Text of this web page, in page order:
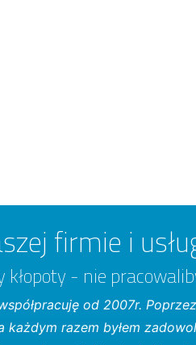
firmie i
kłopoty - nie
od 2007r.
każdym razem byłem